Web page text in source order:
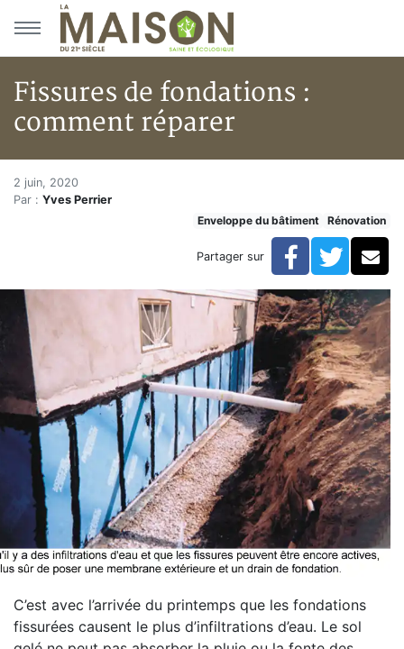
Aller au menu principal
Aller au contenu principal
Fissures de fondations :
comment réparer
Accueil
Articles
Fissures de fondations : comment réparer
Fissures de fondations :
2 juin, 2020
Par : Yves Perrier
Enveloppe du bâtiment
Rénovation
Partager sur Facebook
C’est avec l’arrivée du printemps que les fondations
fissurées causent le plus d’infiltrations d’eau. Le sol